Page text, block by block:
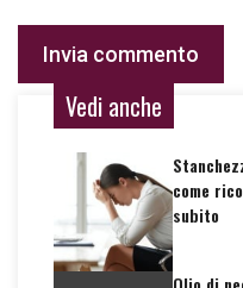
Vedi anche
come
subito